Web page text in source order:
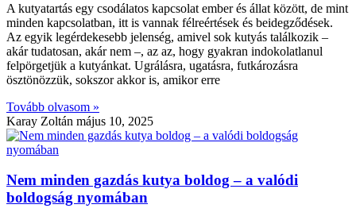
A kutyatartás egy csodálatos kapcsolat ember és állat között, de mint
minden kapcsolatban, itt is vannak félreértések és beidegződések.
Az egyik legérdekesebb jelenség, amivel sok kutyás találkozik –
akár tudatosan, akár nem –, az az, hogy gyakran indokolatlanul
felpörgetjük a kutyánkat. Ugrálásra, ugatásra, futkározásra
ösztönözzük, sokszor akkor is, amikor erre
Tovább olvasom »
Karay Zoltán május 10, 2025
Nem minden gazdás kutya boldog – a valódi
boldogság nyomában